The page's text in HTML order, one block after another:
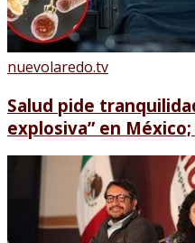
nuevolaredo.tv
Salud pide
explosiva” en